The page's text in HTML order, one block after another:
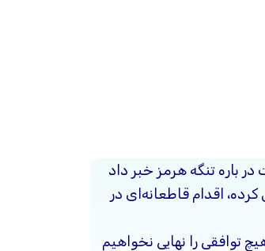
در باره تنگه هرمز خبر داد
اقدام قاطعانه‌ای در
توافقی را نهایی نخواهیم